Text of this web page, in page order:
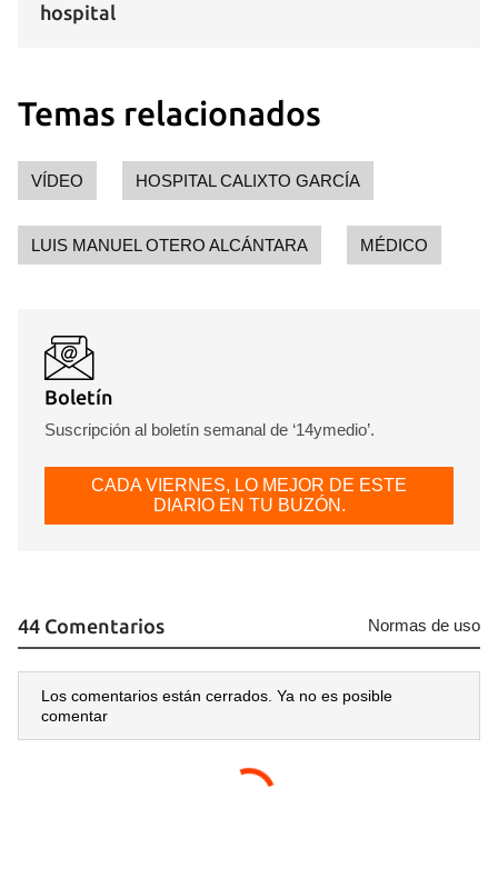
hospital
Temas relacionados
VÍDEO HOSPITAL CALIXTO GARCÍA
LUIS MANUEL OTERO ALCÁNTARA MÉDICO
Boletín
Suscripción al boletín semanal de ‘14ymedio’.
CADA VIERNES, LO MEJOR DE ESTE
DIARIO EN TU BUZÓN.
44 Comentarios Normas de uso
Los comentarios están cerrados. Ya no es posible
comentar